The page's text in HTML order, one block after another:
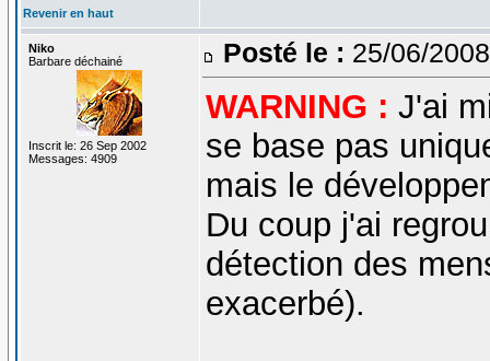
Revenir en haut
Niko
Barbare déchainé
Inscrit le: 26 Sep 2002
Messages: 4909
Posté le : 25/06/
WARNING : J'ai
se base pas
mais le
Du coup j'ai
détection des
exacerbé).